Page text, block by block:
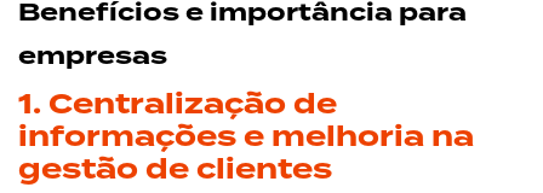
Benefícios e importância para
empresas
1. Centralização de
informações e melhoria na
gestão de clientes